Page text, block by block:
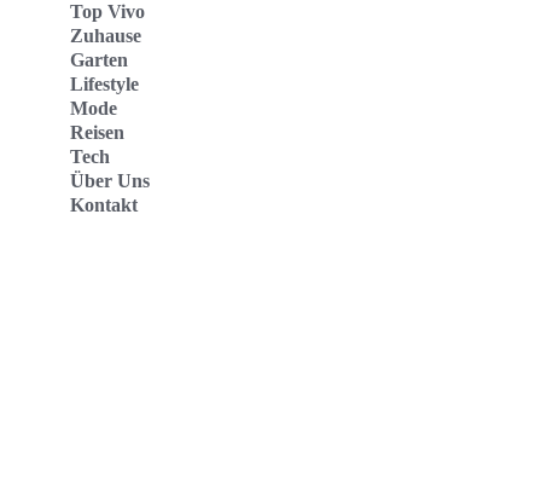
Top Vivo
Zuhause
Garten
Lifestyle
Mode
Reisen
Tech
Über Uns
Kontakt